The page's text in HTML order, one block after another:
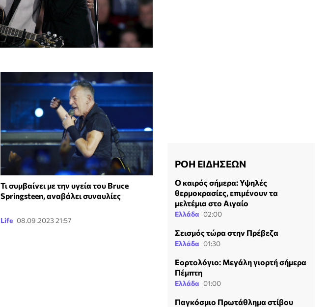
Τι συμβαίνει με την υγεία του Bruce
Springsteen, αναβάλει συναυλίες
Life 08.09.2023 21:57
ΡΟΗ ΕΙΔΗΣΕΩΝ
Ο καιρός σήμερα: Υψηλές
θερμοκρασίες, επιμένουν τα
μελτέμια στο Αιγαίο
Ελλάδα 02:00
Σεισμός τώρα στην Πρέβεζα
Ελλάδα 01:30
Εορτολόγιο: Μεγάλη γιορτή σήμερα
Πέμπτη
Ελλάδα 01:00
Παγκόσμιο Πρωτάθλημα στίβου